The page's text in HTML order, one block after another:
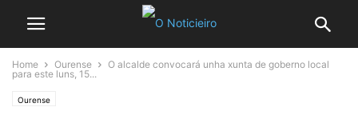
Home Ourense
O alcalde convocará unha xunta de goberno local
para este luns, 15...
Ourense